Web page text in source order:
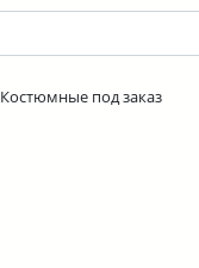
Костюмные под заказ